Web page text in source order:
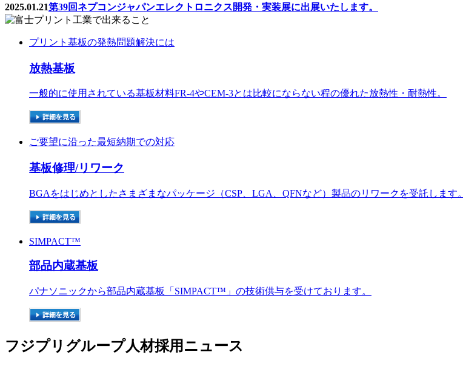
2025.01.21第39回ネプコンジャパンエレクトロニクス開発・実装展に出展いたします。
プリント基板の発熱問題解決には
放熱基板
一般的に使用されている基板材料FR-4やCEM-3とは比較にならない程の優れた放熱性・耐熱性。
ご要望に沿った最短納期での対応
基板修理/リワーク
BGAをはじめとしたさまざまなパッケージ（CSP、LGA、QFNなど）製品のリワークを受託します。
SIMPACT™
部品内蔵基板
パナソニックから部品内蔵基板「SIMPACT™」の技術供与を受けております。
フジプリグループ人材採用ニュース